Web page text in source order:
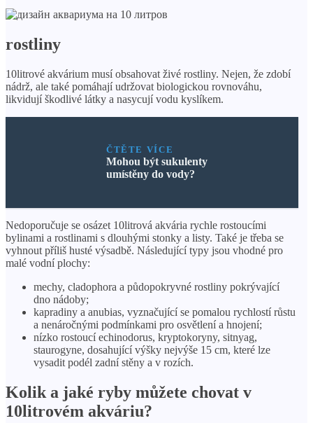
rostliny
10litrové akvárium musí obsahovat živé rostliny. Nejen, že zdobí
nádrž, ale také pomáhají udržovat biologickou rovnováhu,
likvidují škodlivé látky a nasycují vodu kyslíkem.
ČTĚTE VÍCE
Mohou být sukulenty
umístěny do vody?
Nedoporučuje se osázet 10litrová akvária rychle rostoucími
bylinami a rostlinami s dlouhými stonky a listy. Také je třeba se
vyhnout příliš husté výsadbě. Následující typy jsou vhodné pro
malé vodní plochy:
mechy, cladophora a půdopokryvné rostliny pokrývající
dno nádoby;
kapradiny a anubias, vyznačující se pomalou rychlostí růstu
a nenáročnými podmínkami pro osvětlení a hnojení;
nízko rostoucí echinodorus, kryptokoryny, sitnyag,
staurogyne, dosahující výšky nejvýše 15 cm, které lze
vysadit podél zadní stěny a v rozích.
Kolik a jaké ryby můžete chovat v
10litrovém akváriu?